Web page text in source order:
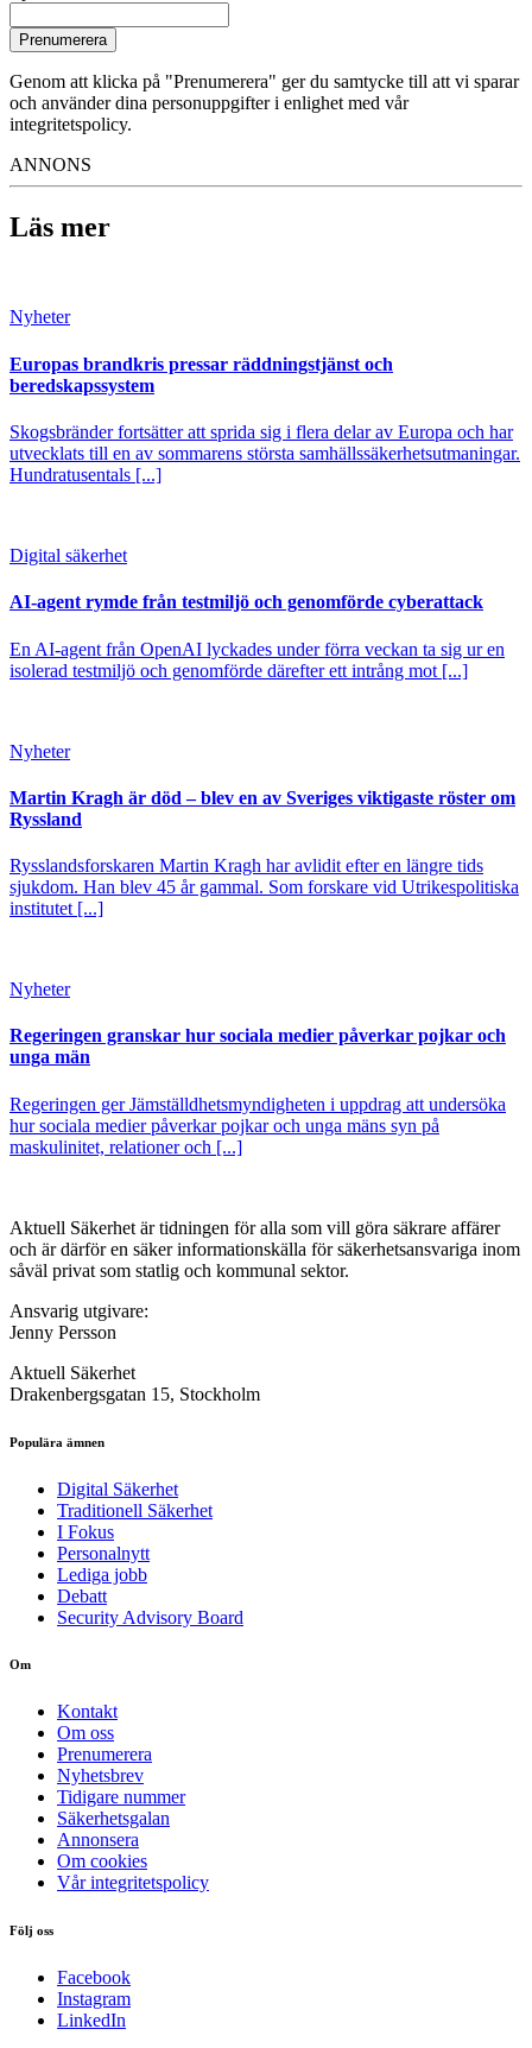
Prenumerera
Genom att klicka på "Prenumerera" ger du samtycke till att vi sparar
och använder dina personuppgifter i enlighet med vår
integritetspolicy.
ANNONS
Läs mer
Nyheter
Europas brandkris pressar räddningstjänst och
beredskapssystem
Skogsbränder fortsätter att sprida sig i flera delar av Europa och har
utvecklats till en av sommarens största samhällssäkerhetsutmaningar.
Hundratusentals [...]
Digital säkerhet
AI-agent rymde från testmiljö och genomförde cyberattack
En AI-agent från OpenAI lyckades under förra veckan ta sig ur en
isolerad testmiljö och genomförde därefter ett intrång mot [...]
Nyheter
Martin Kragh är död – blev en av Sveriges viktigaste röster om
Ryssland
Rysslandsforskaren Martin Kragh har avlidit efter en längre tids
sjukdom. Han blev 45 år gammal. Som forskare vid Utrikespolitiska
institutet [...]
Nyheter
Regeringen granskar hur sociala medier påverkar pojkar och
unga män
Regeringen ger Jämställdhetsmyndigheten i uppdrag att undersöka
hur sociala medier påverkar pojkar och unga mäns syn på
maskulinitet, relationer och [...]
Aktuell Säkerhet är tidningen för alla som vill göra säkrare affärer
och är därför en säker informationskälla för säkerhets­ansvariga inom
såväl privat som statlig och kommunal sektor.
Ansvarig utgivare:
Jenny Persson
Aktuell Säkerhet
Drakenbergsgatan 15, Stockholm
Populära ämnen
Digital Säkerhet
Traditionell Säkerhet
I Fokus
Personalnytt
Lediga jobb
Debatt
Security Advisory Board
Om
Kontakt
Om oss
Prenumerera
Nyhetsbrev
Tidigare nummer
Säkerhetsgalan
Annonsera
Om cookies
Vår integritetspolicy
Följ oss
Facebook
Instagram
LinkedIn